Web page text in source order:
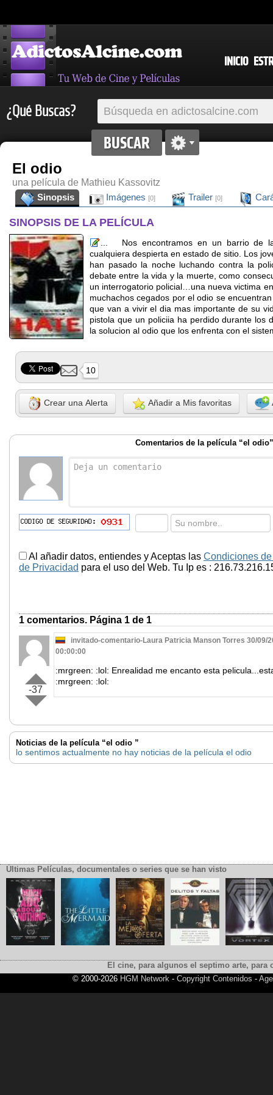
INICIO
¿Qué Buscas?
El odio
una película de Mathieu Kassovitz
Sinopsis
Imágenes [0] Trailer [0]
SINOPSIS DE LA PELÍCULA
... Nos encontramos en un barrio de
cualquiera despierta en estado de sitio. Los
han pasado la noche luchando contra la
debate entre la vida y la muerte, como
un interrogatorio policial…una nueva victima
muchachos cegados por el odio se
que van a vivir el dia mas importante de su
pistola que un policiia ha perdido durante los
la solucion al odio que los enfrenta con el
10
Crear una Alerta Añadir a Mis favoritas
Comentarios de la película “el odio”
Al añadir datos, entiendes y Aceptas las Condiciones
de Privacidad para el uso del Web. Tu Ip es :
1 comentarios. Página 1 de 1
-37
invitado-comentario-Laura Patricia Manson Torres 30/09/
00:00:00
:mrgreen: :lol: Enrealidad me encanto esta
:mrgreen: :lol:
Noticias de la película “el odio ”
lo sentimos actualmente no hay noticias de la película el odio
Últimas Películas, documentales o series que se han visto
El cine, para algunos el septimo arte,
© 2000-2026 HGM Network- Copyright Contenidos -